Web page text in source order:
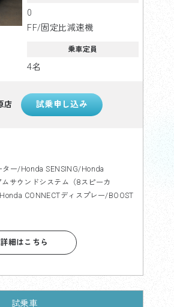
0
FF/固定比減速機
乗車定員
4名
店
ター/Honda SENSING/Honda
サウンドシステム（8スピーカ
CONNECTディスプレー/BOOST
詳細はこちら